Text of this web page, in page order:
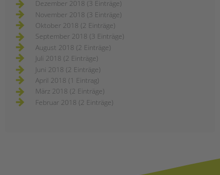
Dezember 2018 (3 Einträge)
November 2018 (3 Einträge)
Oktober 2018 (2 Einträge)
September 2018 (3 Einträge)
August 2018 (2 Einträge)
Juli 2018 (2 Einträge)
Juni 2018 (2 Einträge)
April 2018 (1 Eintrag)
März 2018 (2 Einträge)
Februar 2018 (2 Einträge)